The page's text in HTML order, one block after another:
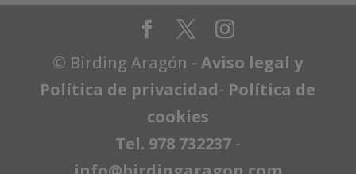
© Birding Aragón -Aviso legal y
Política de privacidad- Política de
cookies
Tel. 978 732237 -